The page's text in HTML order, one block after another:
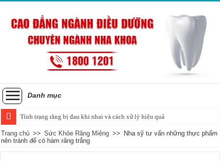
Danh mục
Tình trạng răng bị đau khi nhai và cách xử lý hiệu quả
Trang chủ >> Sức Khỏe Răng Miệng >>
Nha sỹ tư vấn những thực phẩm
nên tránh để có hàm răng trắng